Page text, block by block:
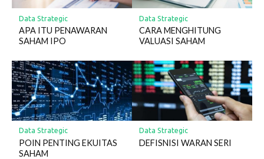
Data Strategic
APA ITU PENAWARAN
SAHAM IPO
Data Strategic
CARA MENGHITUNG
VALUASI SAHAM
Data Strategic
POIN PENTING EKUITAS
SAHAM
Data Strategic
DEFISNISI WARAN SERI